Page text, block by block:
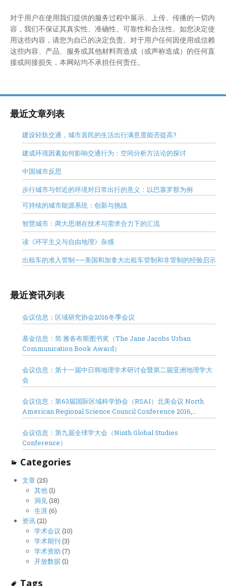
对于用户在使用我们提供的服务过程中展示、上传、传播的一切内
容，我们不保证其真实性、准确性、可靠性和合法性。如您决定使
用这些内容，请您为自己的决定负责。对于用户任何因使用或信赖
这些内容、产品、服务或其他材料而造成（或声称造成）的任何直
接或间接损失，本网站均不承担任何责任。
最近文章列表
建设轻轨交通，城市居民的生活出行满意度能否提高?
建成环境因素如何影响交通行为：空间分析方法论的探讨
中国城市反思
步行城市与邻近的环境对日常出行的意义：以巴塞罗那为例
可持续的城市能源系统：创新与挑战
智慧城市：两大思潮在技术与需求合力下的汇流
读《环宇主义与自由地理》杂感
出租车的准入管制——美国和加拿大出租车管制和非管制的经验启示
最近资讯列表
会议信息：区域研究协会2016冬季会议
基金信息：简·雅各布斯图书奖（The Jane Jacobs Urban
Communication Book Award）
会议信息：第十一届中日韩地理学术研讨会暨第二届亚洲地理学大
会
会议信息：第63届国际区域科学协会（RSAI）北美会议 North
American Regional Science Council Conference 2016,
Minneapolis
会议信息：第九届全球学大会（Ninth Global Studies
Conference）
Categories
文章(25)
其他(1)
洞见(18)
生涯(6)
资讯(21)
学术会议 (10)
学术期刊 (3)
学术资助 (7)
开放数据(1)
Tags